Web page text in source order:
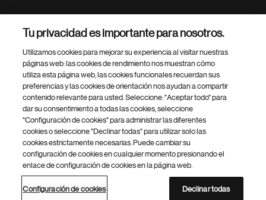
Footer Site Search
inferior
del
© 2026 Novartis AG
Política de privacidad Términos de uso
Accesibilidad
Configuración de cookies
Mapa del sitio
Tu privacidad es importante para nosotros.
Utilizamos cookies para mejorar su experiencia al visitar nuestras
páginas web: las cookies de rendimiento nos muestran cómo
utiliza esta página web, las cookies funcionales recuerdan sus
preferencias y las cookies de orientación nos ayudan a compartir
contenido relevante para usted. Seleccione: "Aceptar todo" para
dar su consentimiento a todas las cookies, seleccione
"Configuración de cookies" para administrar las diferentes
cookies o seleccione "Declinar todas" para utilizar solo las
cookies estrictamente necesarias. Puede cambiar su
configuración de cookies en cualquier momento presionando el
enlace de configuración de cookies en la página web.
Configuración de cookies Declinar todas